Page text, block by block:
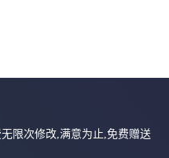
限次修改,满意为止,免费赠送